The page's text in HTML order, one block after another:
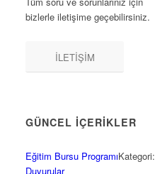
bizlerle iletişime geçebilirsiniz.
İLETİŞİM
GÜNCEL İÇERİKLER
Eğitim Bursu ProgramıKategori:
Duyurular